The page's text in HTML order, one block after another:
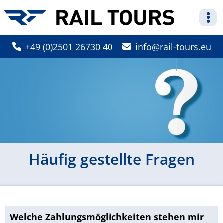
+49 (0)2501 26730 40 info rail-tours.eu
Häufig gestellte Fragen
Welche Zahlungsmöglichkeiten stehen mir